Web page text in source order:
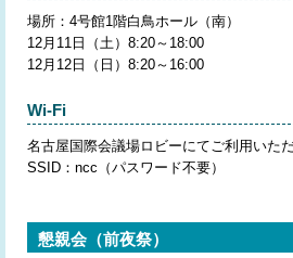
場所：4号館1階白鳥ホール（南）
12月11日（土）8:20～18:00
12月12日（日）8:20～16:00
Wi-Fi
名古屋国際会議場ロビーにてご利用いただ
SSID：ncc（パスワード不要）
懇親会（前夜祭）